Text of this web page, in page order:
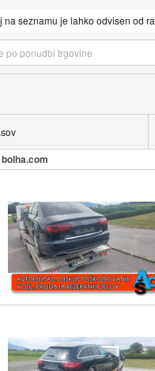
na seznamu je lahko odvisen od